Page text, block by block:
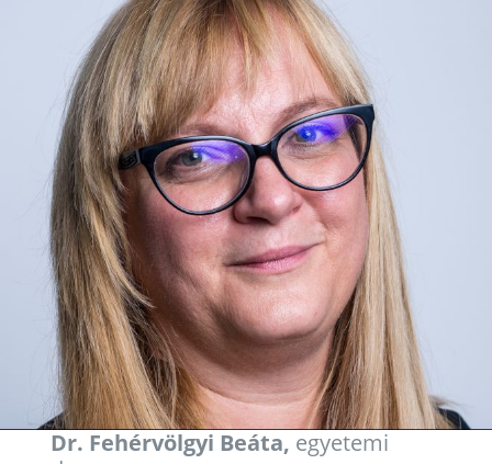
Dr. Fehérvölgyi Beáta, egyetemi